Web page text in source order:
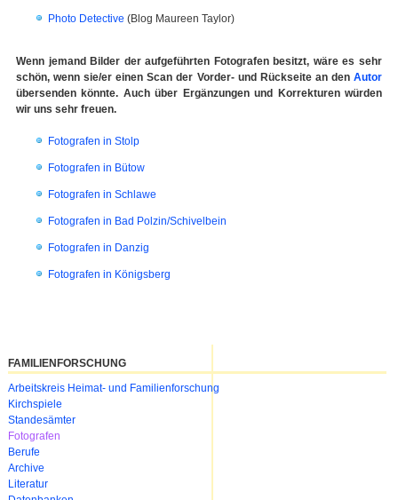
Photo Detective (Blog Maureen Taylor)
Wenn jemand Bilder der aufgeführten Fotografen besitzt, wäre es sehr
schön, wenn sie/er einen Scan der Vorder- und Rückseite an den Autor
übersenden könnte. Auch über Ergänzungen und Korrekturen würden
wir uns sehr freuen.
Fotografen in Stolp
Fotografen in Bütow
Fotografen in Schlawe
Fotografen in Bad Polzin/Schivelbein
Fotografen in Danzig
Fotografen in Königsberg
FAMILIENFORSCHUNG
Navigation
überspringen
Arbeitskreis Heimat- und Familienforschung
Kirchspiele
Standesämter
Fotografen
Berufe
Archive
Literatur